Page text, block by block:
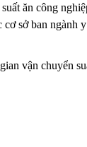
ăn công
sở ban ngành
vận chuyển